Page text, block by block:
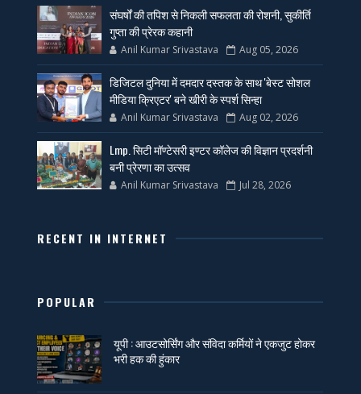
संघर्षों की तपिश से निकली सफलता की रोशनी, सुकीर्ति
गुप्ता की प्रेरक कहानी
Anil Kumar Srivastava Aug 05, 2026
डिजिटल दुनिया में दमदार दस्तक के साथ 'बेस्ट सोशल
मीडिया क्रिएटर' बने खीरी के स्पर्श सिन्हा
Anil Kumar Srivastava Aug 02, 2026
Lmp. सिटी मॉण्टेसरी इण्टर कॉलेज की विज्ञान प्रदर्शनी
बनी प्रेरणा का उत्सव
Anil Kumar Srivastava Jul 28, 2026
RECENT IN INTERNET
POPULAR
यूपी : आउटसोर्सिंग और संविदा कर्मियों ने एकजुट होकर
भरी हक की हुंकार